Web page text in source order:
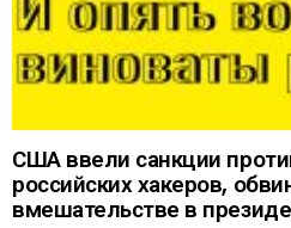
США ввели санкции
российских хакеров,
вмешательстве в